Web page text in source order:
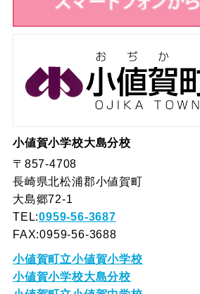
小値賀小学校大島分校
〒857-4708
長崎県北松浦郡小値賀町
大島郷72-1
TEL:0959-56-3687
FAX:0959-56-3688
小値賀町立小値賀小学校
小値賀小学校大島分校